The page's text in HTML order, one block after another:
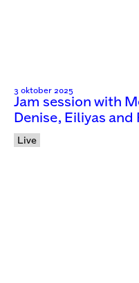
3 oktober 2025
Jam session with
Denise, Eiliyas
Live